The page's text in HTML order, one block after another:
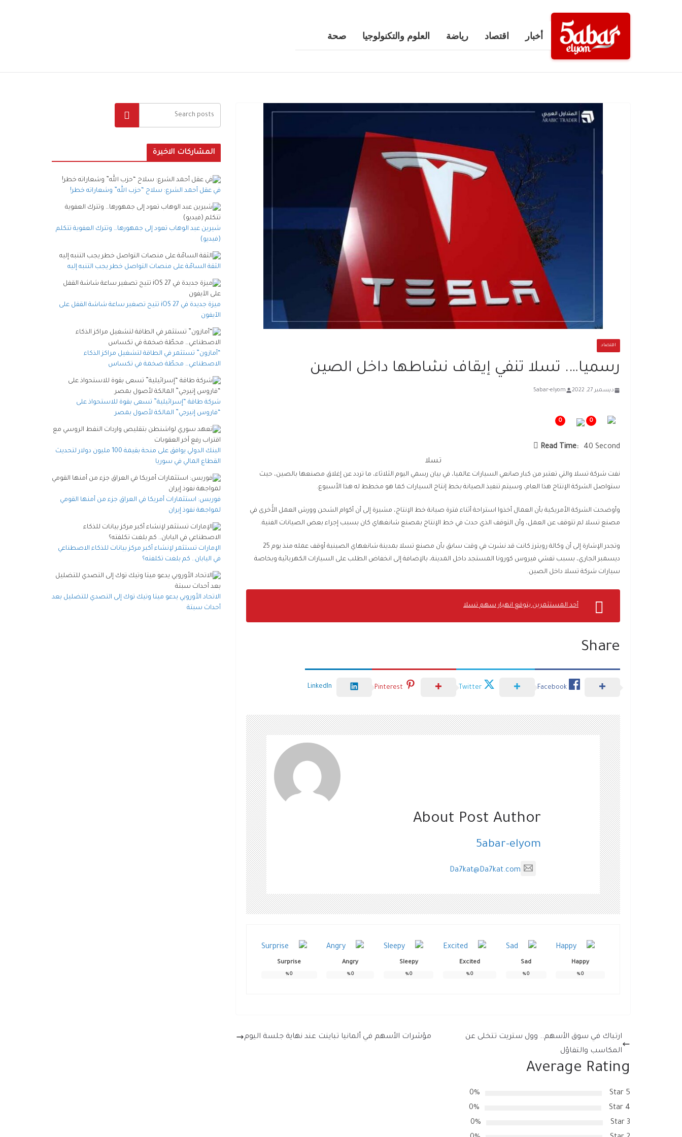
أخبار اقتصاد رياضة العلوم والتكنولوجيا صحة
اقتصاد
رسميا…. تسلا تنفي إيقاف نشاطها داخل الصين
ديسمبر 27, 2022 5abar-elyom
0
0
Read Time:
40 Second
تسلا
نفت شركة تسلا والتي تعتبر من كبار صانعي السيارات عالميا، في بيان رسمي اليوم الثلاثاء، ما تردد عن إغلاق مصنعها بالصين، حيث
ستواصل الشركة الإنتاج هذا العام، وسيتم تنفيذ الصيانة بخط إنتاج السيارات كما هو مخطط له هذا الأسبوع.
وأوضحت الشركة الأمريكية بأن العمال أخذوا استراحة أثناء فترة صيانة خط الإنتاج، مشيرة إلى أن أكوام الشحن وورش العمل الأُخرى في
مصنع تسلا لم تتوقف عن العمل، وأن التوقف الذي حدث في خط الإنتاج بمصنع شانغهاي كان بسبب إجراء بعض الصيانات الفنية.
وتجدر الإشارة إلى أن وكالة رويترز كانت قد نشرت في وقت سابق بأن مصنع تسلا بمدينة شانغهاي الصينية أوقف عمله منذ يوم 25
ديسمبر الجاري، بسبب تفشي فيروس كورونا المستجد داخل المدينة، بالإضافة إلى انخفاض الطلب على السيارات الكهربائية وبخاصة
سيارات شركة تسلا داخل الصين.
أحد المستثمرين يتوقع انهيار سهم تسلا
Share
Facebook
Twitter
Pinterest
LinkedIn
About Post Author
5abar-elyom
Da7kat@Da7kat.com
Happy
0
%
Sad
0
%
Excited
0
%
Sleepy
0
%
Angry
0
%
Surprise
0
%
ارتباك في سوق الأسهم.. وول ستريت تتخلى عن
المكاسب والتفاؤل
مؤشرات الأسهم في ألمانيا تباينت عند نهاية جلسة اليوم
Average Rating
5 Star
0%
4 Star
0%
3 Star
0%
المشاركات الاخيرة
في عقل أحمد الشرع: سلاح “حزب الله” وشعاراته خطر!
شيرين عبد الوهاب تعود إلى جمهورها… وتترك العفوية تتكلم
(فيديو)
الثقة السامّة على منصات التواصل خطر يجب التنبه إليه
ميزة جديدة في iOS 27 تتيح تصغير ساعة شاشة القفل على
الآيفون
“أمازون” تستثمر في الطاقة لتشغيل مراكز الذكاء
الاصطناعي… محطّة ضخمة في تكساس
شركة طاقة “إسرائيلية” تسعى بقوة للاستحواذ على
“فاروس إنيرجي” المالكة لأصول بمصر
البنك الدولي يوافق على منحة بقيمة 100 مليون دولار لتحديث
القطاع المالي في سوريا
فوربس: استثمارات أمريكا في العراق جزء من أمنها القومي
لمواجهة نفوذ إيران
الإمارات تستثمر لإنشاء أكبر مركز بيانات للذكاء الاصطناعي
في اليابان.. كم بلغت تكلفته؟
الاتحاد الأوروبي يدعو ميتا وتيك توك إلى التصدي للتضليل بعد
أحداث سبتة